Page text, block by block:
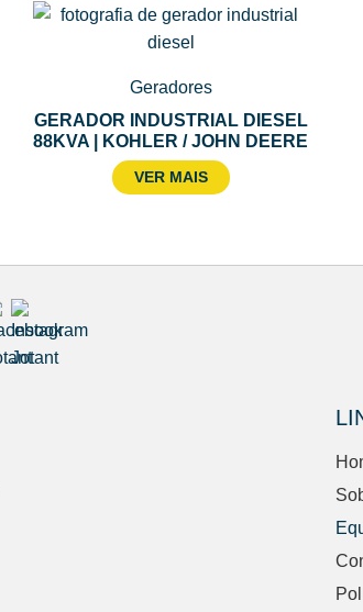
Geradores
GERADOR INDUSTRIAL DIESEL
88KVA | KOHLER / JOHN DEERE
VER MAIS